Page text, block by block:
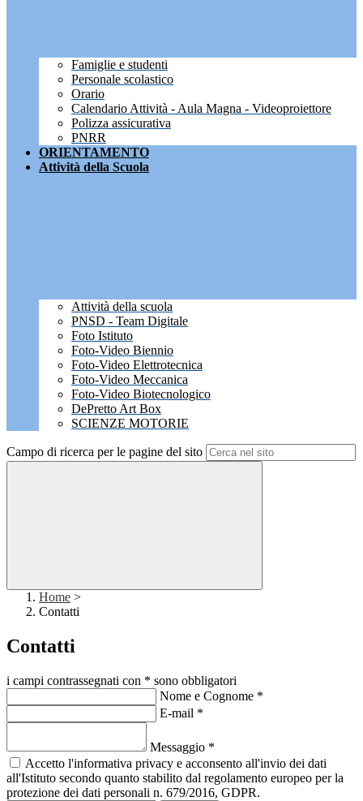
Famiglie e studenti
Personale scolastico
Orario
Calendario Attività - Aula Magna - Videoproiettore
Polizza assicurativa
PNRR
ORIENTAMENTO
Attività della Scuola
Attività della scuola
PNSD - Team Digitale
Foto Istituto
Foto-Video Biennio
Foto-Video Elettrotecnica
Foto-Video Meccanica
Foto-Video Biotecnologico
DePretto Art Box
SCIENZE MOTORIE
Campo di ricerca per le pagine del sito
Home >
Contatti
Contatti
i campi contrassegnati con * sono obbligatori
Nome e Cognome *
E-mail *
Messaggio *
Accetto l'informativa privacy e acconsento all'invio dei dati
all'Istituto secondo quanto stabilito dal regolamento europeo per la
protezione dei dati personali n. 679/2016, GDPR.